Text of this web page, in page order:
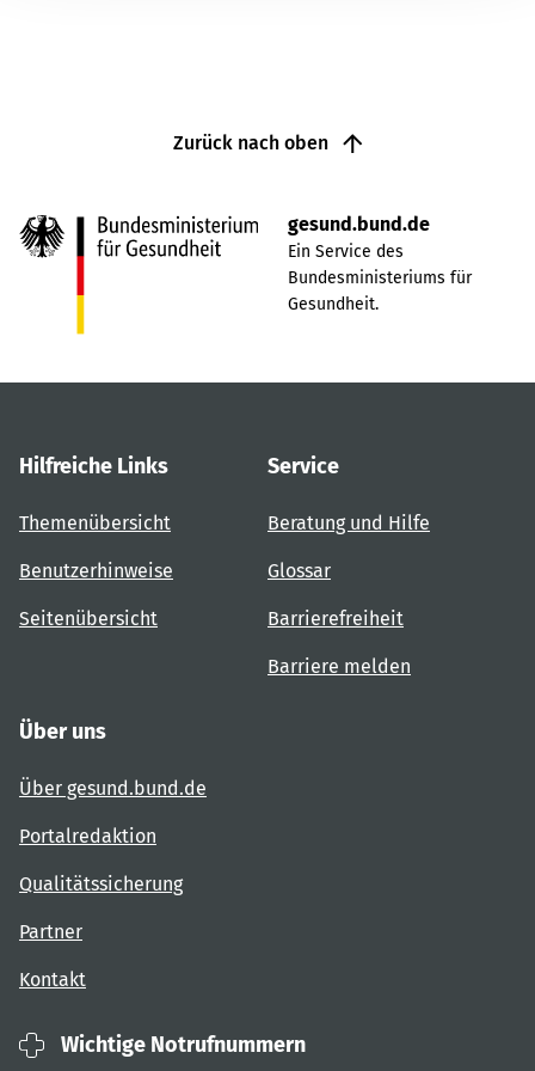
Zurück nach oben
gesund.bund.de
Ein Service des
Bundesministeriums für
Gesundheit.
Hilfreiche Links
Themenübersicht
Benutzerhinweise
Seitenübersicht
Service
Beratung und Hilfe
Glossar
Barrierefreiheit
Barriere melden
Über uns
Über gesund.bund.de
Portalredaktion
Qualitätssicherung
Partner
Kontakt
Wichtige Notrufnummern